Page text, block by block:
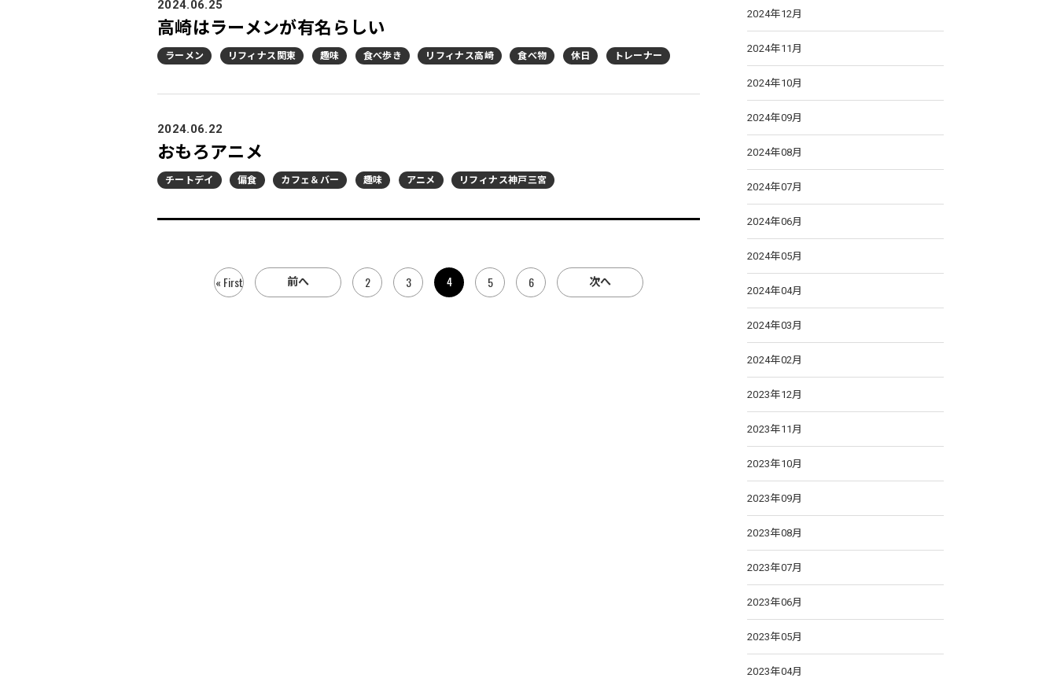
2024.06.25
高崎はラーメンが有名らしい
ラーメン リフィナス関東 趣味 食べ歩き リフィナス高崎 食べ物 休日 トレーナー
2024.06.22
おもろアニメ
チートデイ 偏食 カフェ＆バー 趣味 アニメ リフィナス神戸三宮
« First 前へ 2 3 4 5 6 次へ
2024年12月
2024年11月
2024年10月
2024年09月
2024年08月
2024年07月
2024年06月
2024年05月
2024年04月
2024年03月
2024年02月
2023年12月
2023年11月
2023年10月
2023年09月
2023年08月
2023年07月
2023年06月
2023年05月
2023年04月